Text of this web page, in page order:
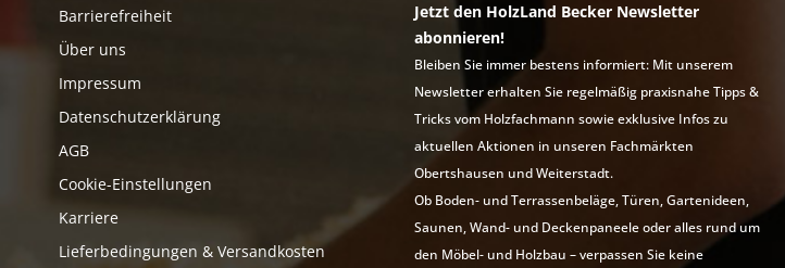
Barrierefreiheit
Über uns
Impressum
Datenschutzerklärung
AGB
Cookie-Einstellungen
Karriere
Lieferbedingungen & Versandkosten
Jetzt den HolzLand Becker Newsletter
abonnieren!
Bleiben Sie immer bestens informiert: Mit unserem
Newsletter erhalten Sie regelmäßig praxisnahe Tipps &
Tricks vom Holzfachmann sowie exklusive Infos zu
aktuellen Aktionen in unseren Fachmärkten
Obertshausen und Weiterstadt.
Ob Boden- und Terrassenbeläge, Türen, Gartenideen,
Saunen, Wand- und Deckenpaneele oder alles rund um
den Möbel- und Holzbau – verpassen Sie keine